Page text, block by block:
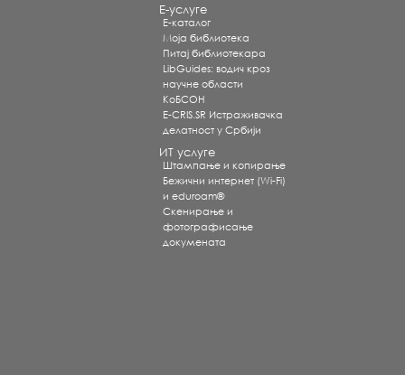
Е-услуге
Е-каталог
Моја библиотека
Питај библиотекара
LibGuides: водич кроз
научне области
КоБСОН
E-CRIS.SR Истраживачка
делатност у Србији
ИТ услуге
Штампање и копирање
Бежични интернет (Wi-Fi)
и eduroam®
Скенирање и
фотографисање
докумената